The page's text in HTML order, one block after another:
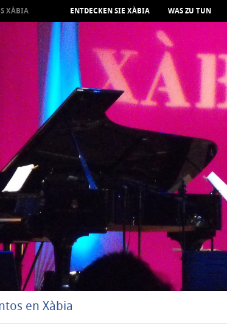
XÀBIA ENTDECKEN SIE XÀBIA WAS ZU TUN
en Xàbia